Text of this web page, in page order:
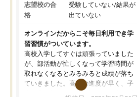
志望校の合
格
受験していない/結果が
出ていない
オンラインだからこそ毎日利用でき学
習習慣がついています。
高校入学してすぐは頑張っていました
が、部活動が忙しくなって学習時間が
取れなくなるとみるみると成績が落ち
ていきました。高校の進度が早く、子
供も家に帰って勉強の話すると嫌な反